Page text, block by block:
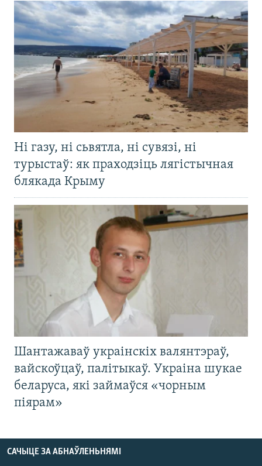
Ні газу, ні сьвятла, ні сувязі, ні
турыстаў: як праходзіць лягістычная
блякада Крыму
Шантажаваў украінскіх валянтэраў,
вайскоўцаў, палітыкаў. Украіна шукае
беларуса, які займаўся «чорным
піярам»
САЧЫЦЕ ЗА АБНАЎЛЕНЬНЯМІ